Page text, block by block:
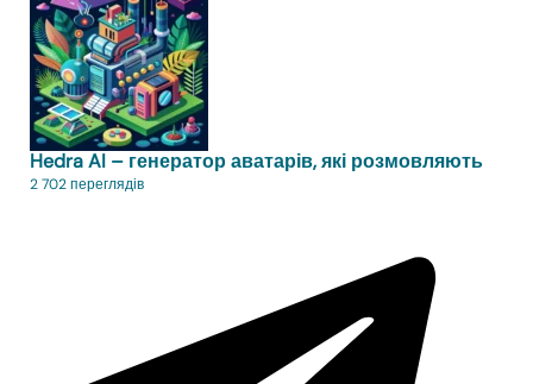
Hedra AI – генератор аватарів, які розмовляють
2 702 переглядів